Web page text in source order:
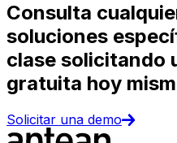
Consulta
soluciones
clase solicitando
gratuita hoy
Solicitar una demo